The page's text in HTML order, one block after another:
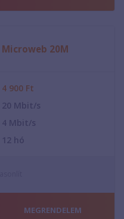
Microweb 20M
4 900 Ft
20 Mbit/s
4 Mbit/s
12 hó
MEGRENDELEM